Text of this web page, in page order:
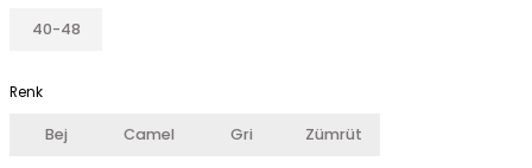
40-48
Renk
Bej Camel Gri Zümrüt